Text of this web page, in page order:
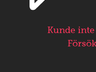
Kunde